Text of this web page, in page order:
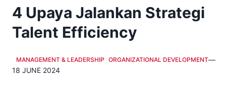
4 Upaya Jalankan Strategi
Talent Efficiency
MANAGEMENT & LEADERSHIP ORGANIZATIONAL DEVELOPMENT—
18 JUNE 2024